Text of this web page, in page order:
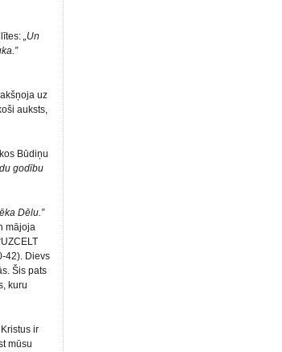
„Un
uz
auksts,
Būdiņu
godību
Dēlu.”
mājoja
42). Dievs
Šis pats
kuru
ir
mūsu